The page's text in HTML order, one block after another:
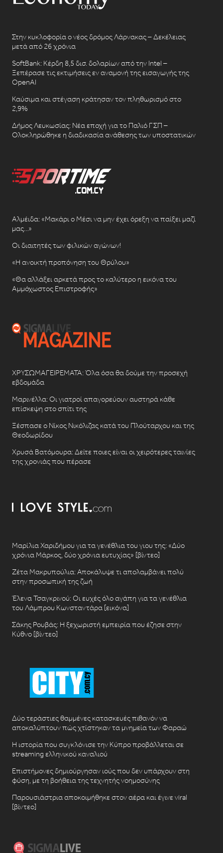
Στην κυκλοφορία ο νέος δρόμος Λάρνακας – Δεκέλειας
μετά από 26 χρόνια
SoftBank: Κέρδη 8,5 δισ. δολαρίων από την Intel –
Ξεπέρασε τις εκτιμήσεις εν αναμονή της εισαγωγής της
OpenAI
Καύσιμα και στέγαση κράτησαν τον πληθωρισμό στο
2,9%
Δήμος Λευκωσίας: Νέα εποχή για το Παλιό ΓΣΠ –
Ολοκληρώθηκε η διαδικασία ανάθεσης των υποστατικών
Αλμέιδα: «Μακάρι ο Μέσι να μην έχει όρεξη να παίξει μαζί
μας…»
Οι διαιτητές των φιλικών αγώνων!
«Η ανοικτή προπόνηση του Θρύλου»
«Θα αλλάξει αρκετά προς το καλύτερο η εικόνα του
Αμμόχωστος Επιστροφής»
ΧΡΥΣΩΜΑΓΕΙΡΕΜΑΤΑ: Όλα όσα θα δούμε την προσεχή
εβδομάδα
Μαρινέλλα: Οι γιατροί απαγορεύουν αυστηρά κάθε
επίσκεψη στο σπίτι της
Ξέσπασε ο Νίκος Νικόλιζας κατά του Πλούταρχου και της
Θεοδωρίδου
Χρυσά Βατόμουρα: Δείτε ποιες είναι οι χειρότερες ταινίες
της χρονιάς που πέρασε
Μαρίλια Χαριδήμου για τα γενέθλια του γιου της: «Δύο
χρόνια Μάρκος, δύο χρόνια ευτυχίας» [βίντεο]
Ζέτα Μακρυπούλια: Αποκάλυψε τι απολαμβάνει πολύ
στην προσωπική της ζωή
Έλενα Τσαγκρινού: Οι ευχές όλο αγάπη για τα γενέθλια
του Λάμπρου Κωνσταντάρα [εικόνα]
Σάκης Ρουβάς: Η ξεχωριστή εμπειρία που έζησε στην
Κύθνο [βίντεο]
Δύο τεράστιες θαμμένες κατασκευές πιθανόν να
αποκαλύπτουν πώς χτίστηκαν τα μνημεία των Φαραώ
Η ιστορία που συγκλόνισε την Κύπρο προβάλλεται σε
streaming ελληνικού καναλιού
Επιστήμονες δημιούργησαν ιούς που δεν υπάρχουν στη
φύση, με τη βοήθεια της τεχνητής νοημοσύνης
Παρουσιάστρια αποκοιμήθηκε στον αέρα και έγινε viral
[βίντεο]